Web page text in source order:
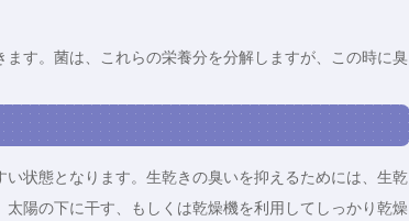
す。菌は、これらの栄養分を分解しますが、この時に臭
状態となります。生乾きの臭いを抑えるためには、生乾
陽の下に干す、もしくは乾燥機を利用してしっかり乾燥